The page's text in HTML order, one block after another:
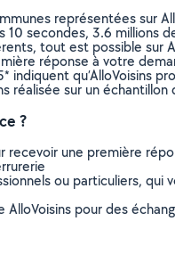
représentées sur
secondes, 3.6 millions
tout est possible sur
réponse à votre
indiquent qu’AlloVoisins
réalisée sur un
?
recevoir une première
ou particuliers,
pour des